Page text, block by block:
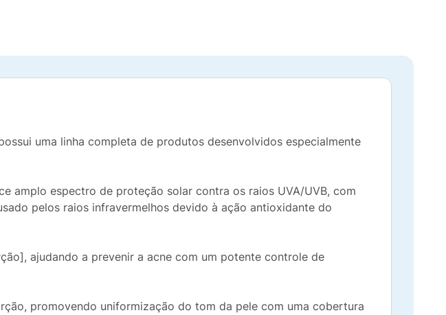
uma linha completa de produtos desenvolvidos especialmente
amplo espectro de proteção solar contra os raios UVA/UVB, com
pelos raios infravermelhos devido à ação antioxidante do
ajudando a prevenir a acne com um potente controle de
promovendo uniformização do tom da pele com uma cobertura